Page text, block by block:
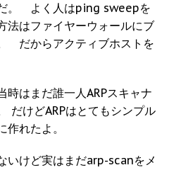
。 よく人はping sweepを
法はファイヤーウォールにブ
だからアクティブホストを
時はまだ誰一人ARPスキャナ
だけどARPはとてもシンプル
れたよ。
いけど実はまだarp-scanをメ